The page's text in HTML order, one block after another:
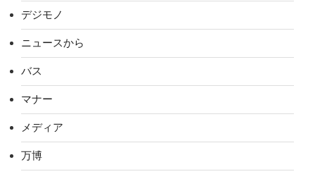
デジモノ
ニュースから
バス
マナー
メディア
万博